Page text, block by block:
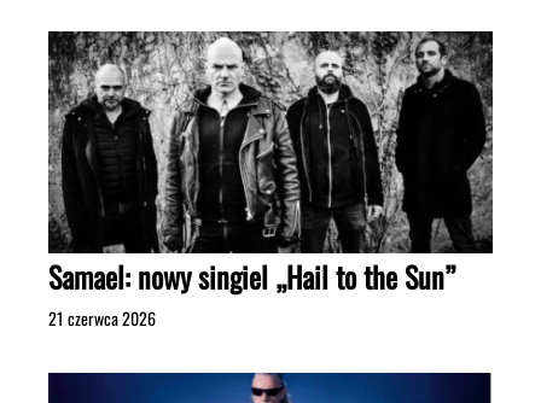
Samael: nowy singiel „Hail to the Sun”
21 czerwca 2026